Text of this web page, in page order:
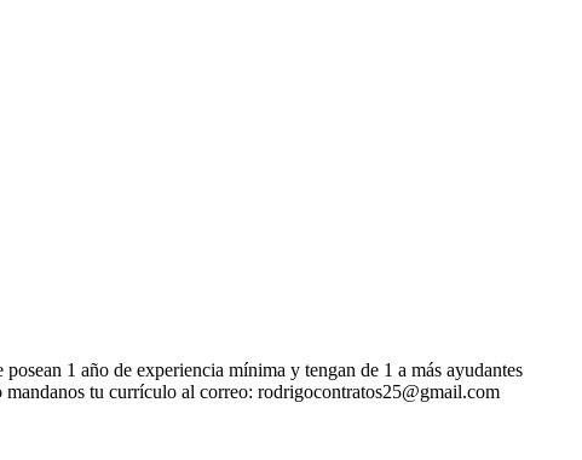
1 año de experiencia mínima y tengan de 1 a más ayudantes
tu currículo al correo: rodrigocontratos25@gmail.com